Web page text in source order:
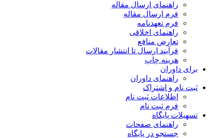
راهنمای ارسال مقاله
فرم ارسال مقاله
فرم تعهدنامه
راهنمای اخلاقی
تعارض منافع
فرآیند ارسال تا انتشار مقالات
هزینه چاپ
برای داوران
راهنمای داوران
ثبت نام و اشتراک
اطلاعات ثبت نام
فرم ثبت نام
تسهیلات پایگاه
راهنمای صفحات
جستجو در پایگاه